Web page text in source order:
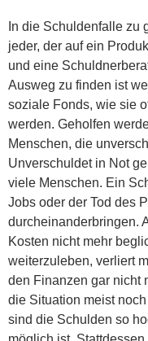
In die Schuldenfalle zu
jeder, der auf ein
und eine
Ausweg zu finden ist
soziale Fonds, wie sie
werden. Geholfen
Menschen, die
Unverschuldet in Not
viele Menschen. Ein
Jobs oder der Tod des
durcheinanderbringen.
Kosten nicht mehr
weiterzuleben, verliert
den Finanzen gar nicht
die Situation meist
sind die Schulden so